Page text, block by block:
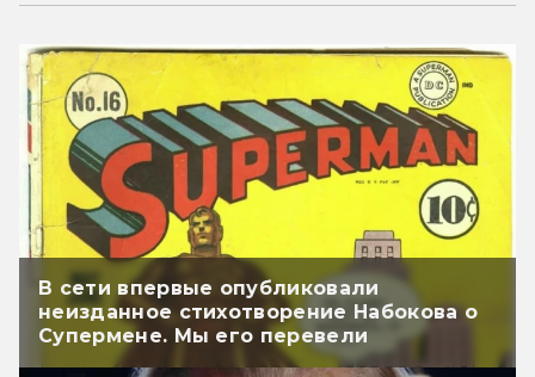
В сети впервые опубликовали
неизданное стихотворение Набокова о
Супермене. Мы его перевели